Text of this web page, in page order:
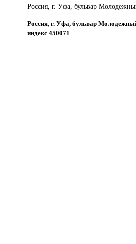
Россия, г. Уфа, бульвар
Россия, г. Уфа, бульвар
индекс 450071